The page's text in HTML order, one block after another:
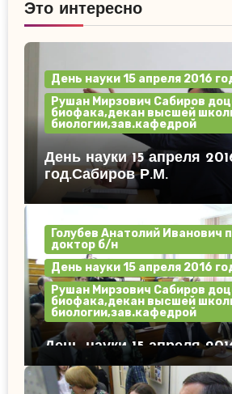
Это интересно
День науки 15 апреля 2016
Рушан Мирзович Сабиров
биофака,декан высшей
биологии,зав.кафедрой
День науки 15 апреля
год.Сабиров Р.М.
Голубев Анатолий Иванович
доктор б/н
День науки 15 апреля 2016
Рушан Мирзович Сабиров
биофака,декан высшей
биологии,зав.кафедрой
День науки 15 апреля